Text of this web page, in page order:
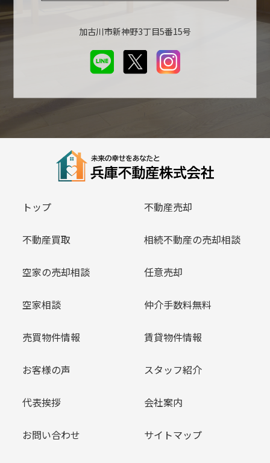
加古川市新神野3丁目5番15号
トップ 不動産売却
不動産買取 相続不動産の売却相談
空家の売却相談 任意売却
空家相談 仲介手数料無料
売買物件情報 賃貸物件情報
お客様の声 スタッフ紹介
代表挨拶 会社案内
お問い合わせ サイトマップ